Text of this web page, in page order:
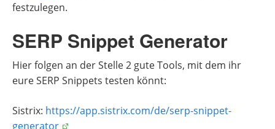
festzulegen.
SERP Snippet Generator
Hier folgen an der Stelle 2 gute Tools, mit dem ihr
eure SERP Snippets testen könnt:
Sistrix: https://app.sistrix.com/de/serp-snippet-
generator